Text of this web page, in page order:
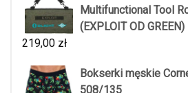
Multifunctional Tool
(EXPLOIT OD GREEN)
219,00 zł
Bokserki męskie
508/135